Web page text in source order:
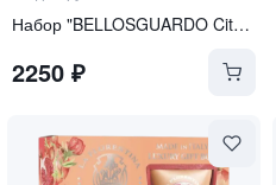
Набор "BELLOSGUARDO Citrus"
2250 ₽